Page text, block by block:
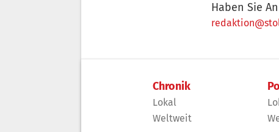
Haben Sie
Chronik
Lokal
Weltweit